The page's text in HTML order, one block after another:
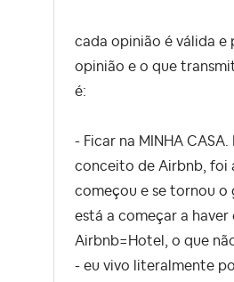
cada opinião é válida e
opinião e o que
é:
- Ficar na MINHA
conceito de Airbnb, foi
começou e se tornou o
está a começar a
Airbnb=Hotel, o que
- eu vivo literalmente